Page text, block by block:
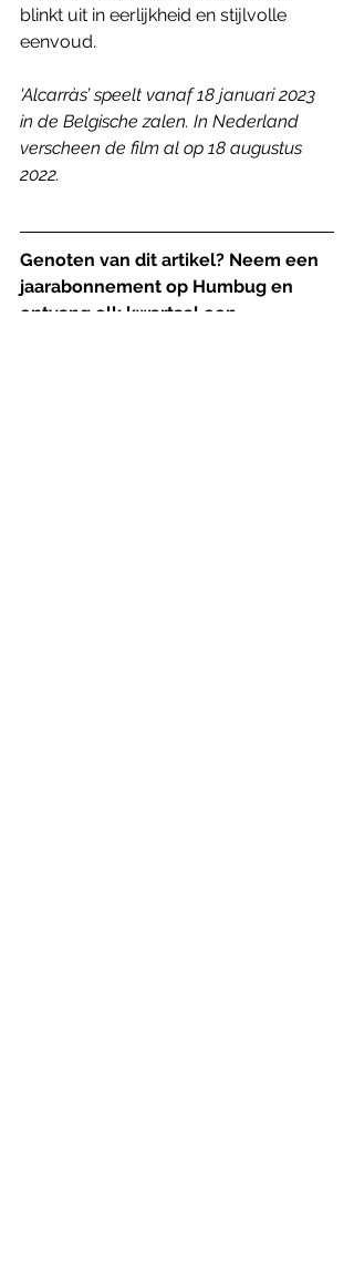
blinkt uit in eerlijkheid en stijlvolle
eenvoud.
'Alcarràs’ speelt vanaf 18 januari 2023
in de Belgische zalen. In Nederland
verscheen de film al op 18 augustus
2022.
Genoten van dit artikel? Neem een
jaarabonnement op Humbug en
ontvang elk kwartaal een